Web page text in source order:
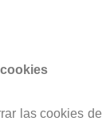
las cookies de